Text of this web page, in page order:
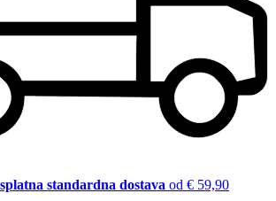
standardna dostava od € 59,90